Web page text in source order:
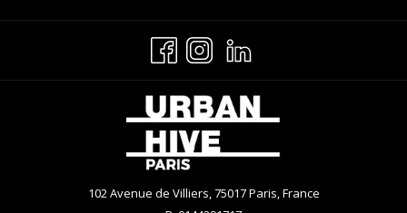
102 Avenue de Villiers, 75017 Paris, France